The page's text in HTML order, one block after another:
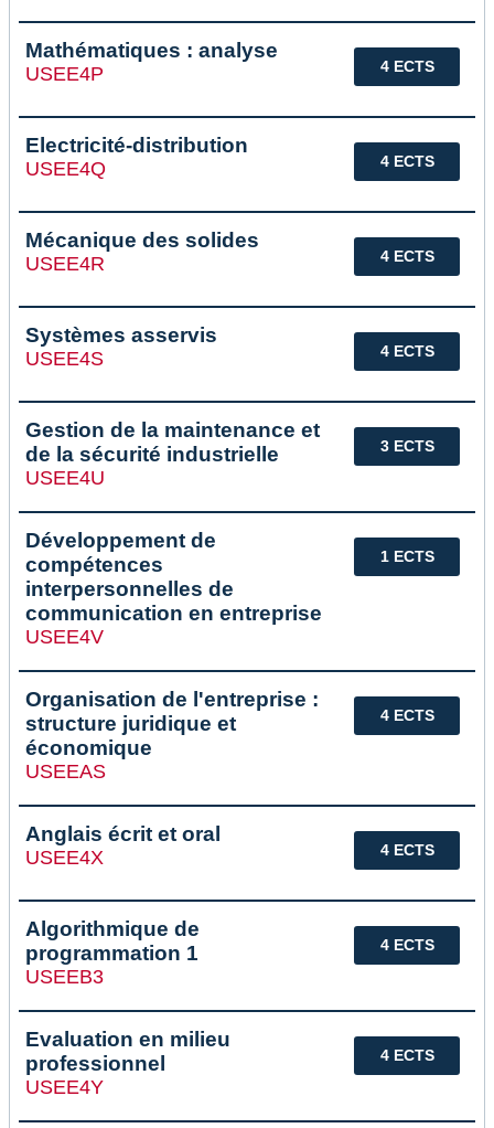
4 ECTS
Mathématiques : analyse
USEE4P
4 ECTS
Electricité-distribution
USEE4Q
4 ECTS
Mécanique des solides
USEE4R
4 ECTS
Systèmes asservis
USEE4S
3 ECTS
Gestion de la maintenance et
de la sécurité industrielle
USEE4U
1 ECTS
Développement de
compétences
interpersonnelles de
communication en entreprise
USEE4V
4 ECTS
Organisation de l'entreprise :
structure juridique et
économique
USEEAS
4 ECTS
Anglais écrit et oral
USEE4X
4 ECTS
Algorithmique de
programmation 1
USEEB3
4 ECTS
Evaluation en milieu
professionnel
USEE4Y